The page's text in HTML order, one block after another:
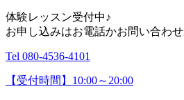
体験レッスン受付中♪
お申し込みはお電話かお問い合わ
Tel 080-4536-4101
【受付時間】10:00～20:00